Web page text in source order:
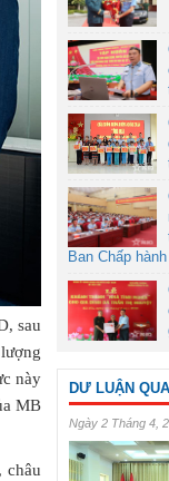
sau
này
MB
châu
Ban Chấp
DƯ LUẬN
Ngày 2 Tháng 4,